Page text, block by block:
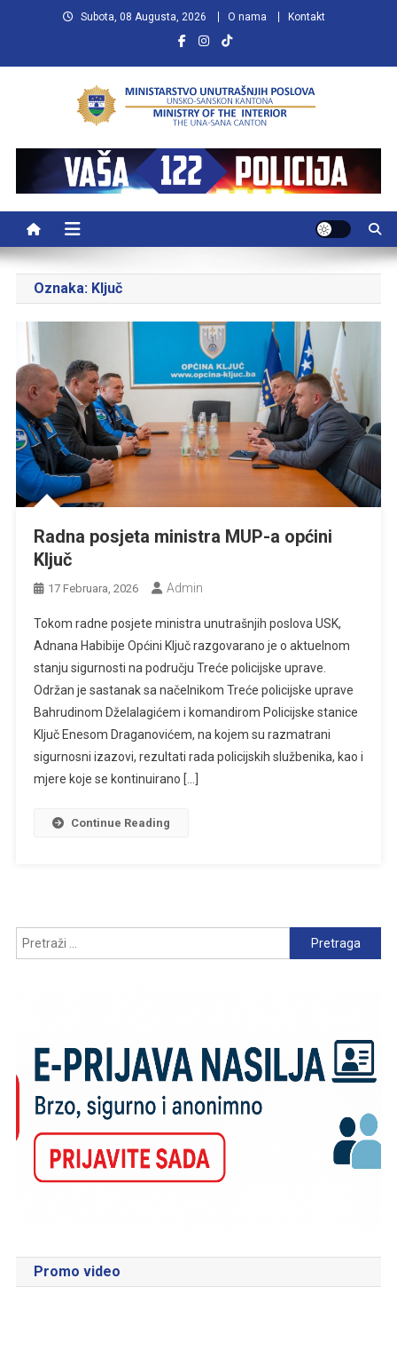
Subota, 08 Augusta, 2026 O nama Kontakt
MUP USK
Oznaka: Ključ
Radna posjeta ministra MUP-a općini
Ključ
17 Februara, 2026 Admin
Tokom radne posjete ministra unutrašnjih poslova USK,
Adnana Habibije Općini Ključ razgovarano je o aktuelnom
stanju sigurnosti na području Treće policijske uprave.
Održan je sastanak sa načelnikom Treće policijske uprave
Bahrudinom Dželalagićem i komandirom Policijske stanice
Ključ Enesom Draganovićem, na kojem su razmatrani
sigurnosni izazovi, rezultati rada policijskih službenika, kao i
mjere koje se kontinuirano […]
Continue Reading
Pretraga:
Promo video